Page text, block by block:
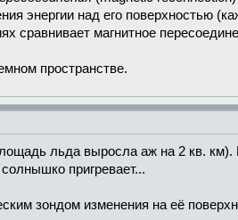
энергии над его поверхностью
сравнивает магнитное
пространстве.
льда выросла аж на 2 кв.
пригревает...
зондом изменения на её